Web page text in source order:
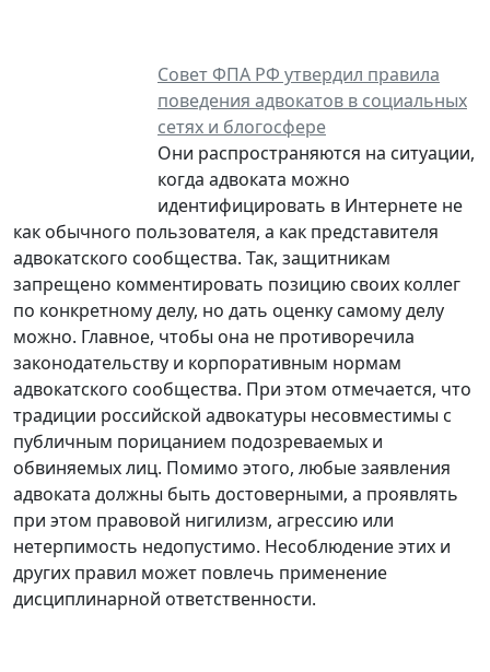
Совет ФПА РФ утвердил правила
поведения адвокатов в социальных
сетях и блогосфере
Они распространяются на ситуации,
когда адвоката можно
идентифицировать в Интернете не
как обычного пользователя, а как представителя
адвокатского сообщества. Так, защитникам
запрещено комментировать позицию своих коллег
по конкретному делу, но дать оценку самому делу
можно. Главное, чтобы она не противоречила
законодательству и корпоративным нормам
адвокатского сообщества. При этом отмечается, что
традиции российской адвокатуры несовместимы с
публичным порицанием подозреваемых и
обвиняемых лиц. Помимо этого, любые заявления
адвоката должны быть достоверными, а проявлять
при этом правовой нигилизм, агрессию или
нетерпимость недопустимо. Несоблюдение этих и
других правил может повлечь применение
дисциплинарной ответственности.